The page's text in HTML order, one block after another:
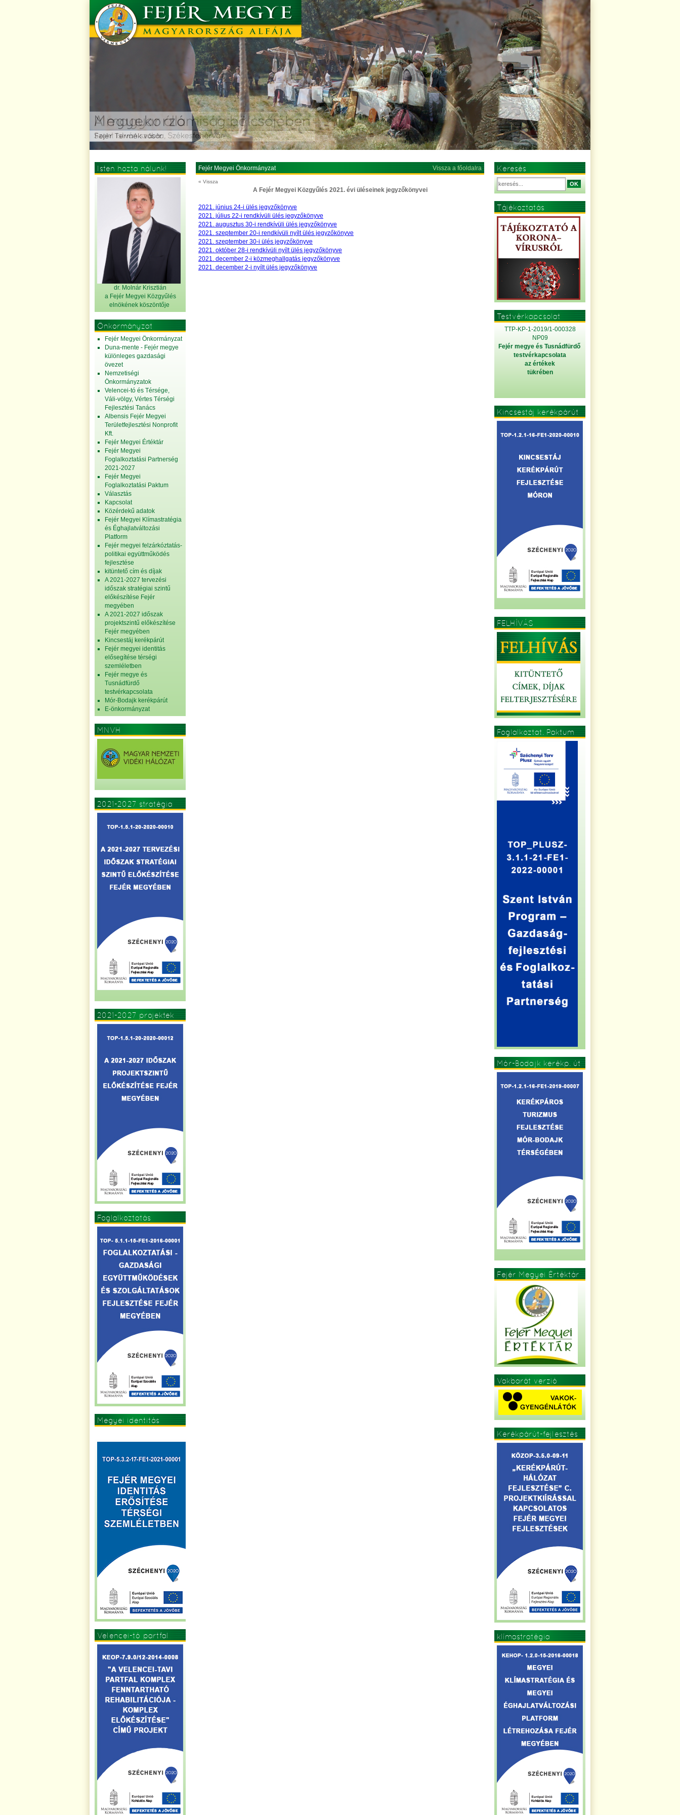
Isten hozta nálunk!
dr. Molnár Krisztián
a Fejér Megyei Közgyűlés
elnökének köszöntője
Önkormányzat
Fejér Megyei Önkormányzat
Duna-mente - Fejér megye
különleges gazdasági
övezet
Nemzetiségi
Önkormányzatok
Velencei-tó és Térsége,
Váli-völgy, Vértes Térségi
Fejlesztési Tanács
Albensis Fejér Megyei
Területfejlesztési Nonprofit
Kft.
Fejér Megyei Értéktár
Fejér Megyei
Foglalkoztatási Partnerség
2021-2027
Fejér Megyei
Foglalkoztatási Paktum
Választás
Kapcsolat
Közérdekű adatok
Fejér Megyei Klímastratégia
és Éghajlatváltozási
Platform
Fejér megyei felzárkóztatás-
politikai együttműködés
fejlesztése
kitüntető cím és díjak
A 2021-2027 tervezési
időszak stratégiai szintű
előkészítése Fejér
megyében
A 2021-2027 időszak
projektszintű előkészítése
Fejér megyében
Kincsestáj kerékpárút
Fejér megyei identitás
elősegítése térségi
szemléletben
Fejér megye és
Tusnádfürdő
testvérkapcsolata
Mór-Bodajk kerékpárút
E-önkormányzat
MNVH
2021-2027 stratégia
2021-2027 projektek
Foglalkoztatás
Megyei identitás
Velencei-tó partfal
Fejér Megyei Önkormányzat Vissza a főoldalra
« Vissza
A Fejér Megyei Közgyűlés 2021. évi üléseinek jegyzőkönyvei
2021. június 24-i ülés jegyzőkönyve
2021. július 22-i rendkívüli ülés jegyzőkönyve
2021. augusztus 30-i rendkívüli ülés jegyzőkönyve
2021. szeptember 20-i rendkívüli nyílt ülés jegyzőkönyve
2021. szeptember 30-i ülés jegyzőkönyve
2021. október 28-i rendkívüli nyílt ülés jegyzőkönyve
2021. december 2-i közmeghallgatás jegyzőkönyve
2021. december 2-i nyílt ülés jegyzőkönyve
Keresés
OK
Tájékoztatás
Testvérkapcsolat
TTP-KP-1-2019/1-000328
NP09
Fejér megye és Tusnádfürdő
testvérkapcsolata
az értékek
tükrében
Kincsestáj kerékpárút
FELHÍVÁS
Foglalkoztat. Paktum
Mór-Bodajk kerékp. út
Fejér Megyei Értéktár
Vakbarát verzió
Kerékpárút-fejlesztés
klímastratégia